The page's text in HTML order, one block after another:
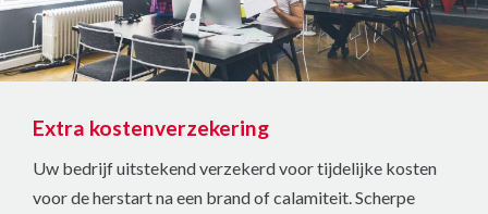
Extra kostenverzekering
Uw bedrijf uitstekend verzekerd voor tijdelijke kosten
voor de herstart na een brand of calamiteit. Scherpe